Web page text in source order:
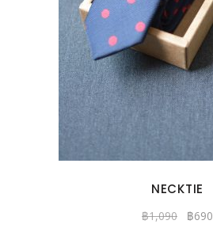
NECKTIE
฿1,090 ฿690